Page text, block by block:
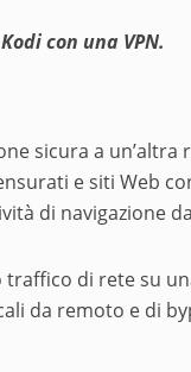
con una VPN.
sicura a un’altra
e siti Web
di navigazione
di rete su
da remoto e di